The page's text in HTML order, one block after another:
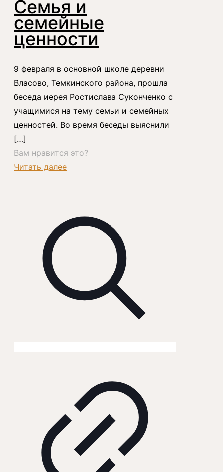
Семья и
семейные
ценности
9 февраля в основной школе деревни
Власово, Темкинского района, прошла
беседа иерея Ростислава Суконченко с
учащимися на тему семьи и семейных
ценностей. Во время беседы выяснили
[…]
Вам нравится это?
Читать далее